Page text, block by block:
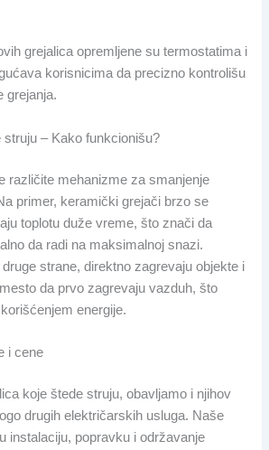
grejalica opremljene su termostatima i
korisnicima da precizno kontrolišu
grejanja.
struju – Kako funkcionišu?
različite mehanizme za smanjenje
primer, keramički grejači brzo se
toplotu duže vreme, što znači da
da radi na maksimalnoj snazi.
druge strane, direktno zagrevaju objekte i
da prvo zagrevaju vazduh, što
energije.
i cene
koje štede struju, obavljamo i njihov
drugih električarskih usluga. Naše
instalaciju, popravku i održavanje